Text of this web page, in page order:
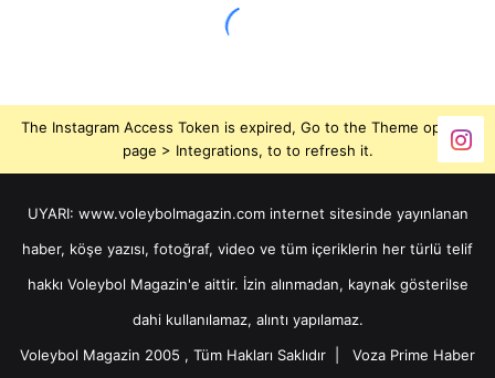
The Instagram Access Token is expired, Go to the Theme options
page > Integrations, to to refresh it.
UYARI: www.voleybolmagazin.com internet sitesinde yayınlanan
haber, köşe yazısı, fotoğraf, video ve tüm içeriklerin her türlü telif
hakkı Voleybol Magazin'e aittir. İzin alınmadan, kaynak gösterilse
dahi kullanılamaz, alıntı yapılamaz.
Voleybol Magazin 2005 , Tüm Hakları Saklıdır | Voza Prime Haber